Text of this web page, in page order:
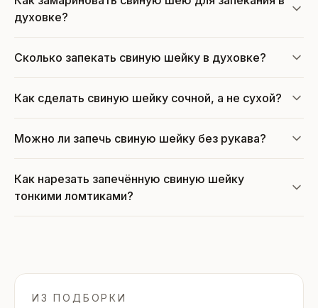
духовке?
Сколько запекать свиную шейку в духовке?
Как сделать свиную шейку сочной, а не сухой?
Можно ли запечь свиную шейку без рукава?
Как нарезать запечённую свиную шейку
тонкими ломтиками?
ИЗ ПОДБОРКИ